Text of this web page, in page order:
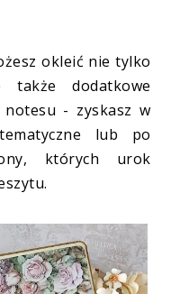
okleić nie tylko
także dodatkowe
- zyskasz w
lub po
których urok